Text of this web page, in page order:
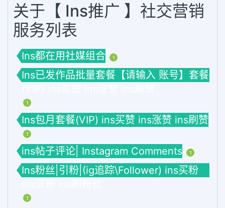
关于【 Ins推广 】社交营销
服务列表
Ins都在用社媒组合 1
Ins已发作品批量套餐【请输入 账号】套餐
1
Ins包月套餐(VIP) ins买赞 ins涨赞 ins刷赞
1
ins帖子评论| Instagram Comments 1
Ins粉丝|引粉|(ig追踪\Follower) ins买粉
1